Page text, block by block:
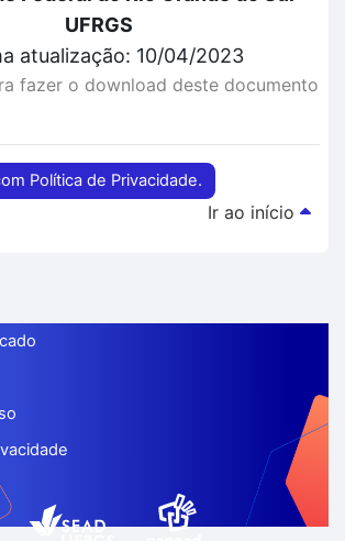
UFRGS
atualização: 10/04/2023
fazer o download deste documento
Política de Privacidade.
Ir ao início